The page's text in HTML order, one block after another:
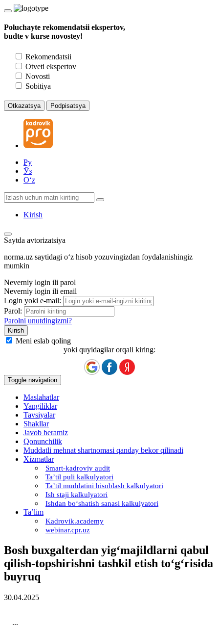
Poluchayte rekomendatsii ekspertov,
budte v kurse novostey!
Rekomendatsii
Otveti ekspertov
Novosti
Sobitiya
Otkazatsya Podpisatsya
Ру
Ўз
Oʻz
Kirish
Saytda avtorizatsiya
norma.uz saytidagi oʻz hisob yozuvingizdan foydalanishingiz
mumkin
Neverniy login ili parol
Neverniy login ili email
Login yoki e-mail:
Parol:
Parolni unutdingizmi?
Meni eslab qoling
yoki quyidagilar orqali kiring:
Toggle navigation
Maslahatlar
Yangiliklar
Tavsiyalar
Shakllar
Javob beramiz
Qonunchilik
Muddatli mehnat shartnomasi qanday bekor qilinadi
Xizmatlar
Smart-kadroviy audit
Ta’til puli kalkulyatori
Ta’til muddatini hisoblash kalkulyatori
Ish staji kalkulyatori
Ishdan boʻshatish sanasi kalkulyatori
Ta’lim
Kadrovik.academy
webinar.cpr.uz
Bosh buхgalterdan yigʻmajildlarni qabul
qilish-topshirishni tashkil etish toʻgʻrisida
buyruq
30.04.2025
...